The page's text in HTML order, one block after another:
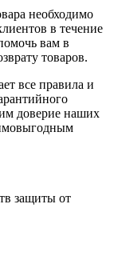
необходимо
в течение
вам в
товаров.
все правила и
доверие наших
защиты от